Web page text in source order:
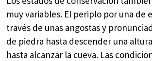
muy variables. El periplo por una de
través de unas angostas y
de piedra hasta descender una
hasta alcanzar la cueva. Las